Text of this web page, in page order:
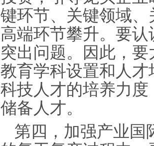
键环节、关键领域
高端环节攀升。要
突出问题。因此，
教育学科设置和人
科技人才的培养力
储备人才。
第四，加强产业国